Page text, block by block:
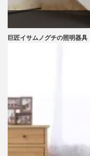
巨匠イサムノグチの照明器